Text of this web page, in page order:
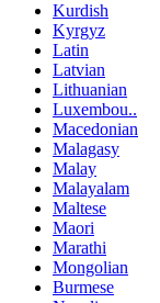
Kurdish
Kyrgyz
Latin
Latvian
Lithuanian
Luxembou..
Macedonian
Malagasy
Malay
Malayalam
Maltese
Maori
Marathi
Mongolian
Burmese